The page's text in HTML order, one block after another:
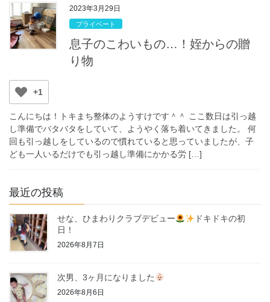
2023年3月29日
プライベート
息子のこわいもの…！姪からの贈
り物
+1
こんにちは！トキまち整体のようすけです＾＾ ここ数日は引っ越
し準備でバタバタをしていて、ようやく落ち着いてきました。 何
回も引っ越しをしているので慣れていると思っていましたが、子
ども一人いるだけでも引っ越し準備にかかる労 […]
最近の投稿
せな、ひまわりクラブデビュー
ドキドキの初
日！
2026年8月7日
次男、3ヶ月になりました
2026年8月6日